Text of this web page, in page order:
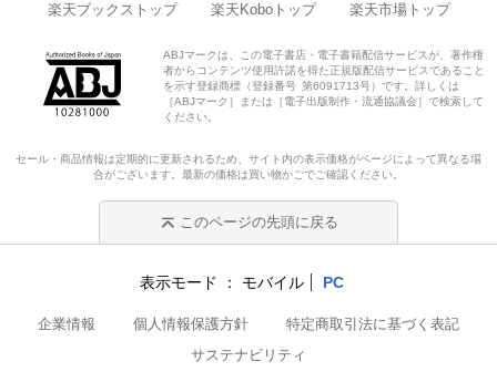
楽天ブックストップ 楽天Koboトップ 楽天市場トップ
ABJマークは、この電子書店・電子書籍配信サービスが、著作権
者からコンテンツ使用許諾を得た正規版配信サービスであること
を示す登録商標（登録番号 第6091713号）です。詳しくは
［ABJマーク］または［電子出版制作・流通協議会］で検索して
ください。
セール・商品情報は定期的に更新されるため、サイト内の表示価格がページによって異なる場
合がございます。最新の価格は買い物かごでご確認ください。
このページの先頭に戻る
表示モード モバイル PC
企業情報 個人情報保護方針
特定商取引法に基づく表記
サステナビリティ